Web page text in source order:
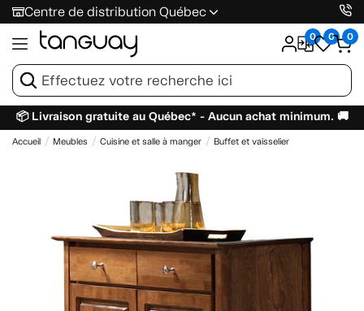
Centre de distribution Québec
0 0 0
📦 Livraison gratuite au Québec* - Aucun achat minimum. 🚚
Accueil Meubles Cuisine et salle à manger Buffet et vaisselier